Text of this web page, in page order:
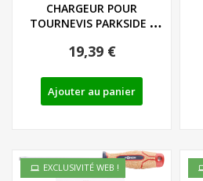
CHARGEUR POUR
TOURNEVIS PARKSIDE -
19,39 €
Ajouter au panier
EXCLUSIVITÉ WEB !